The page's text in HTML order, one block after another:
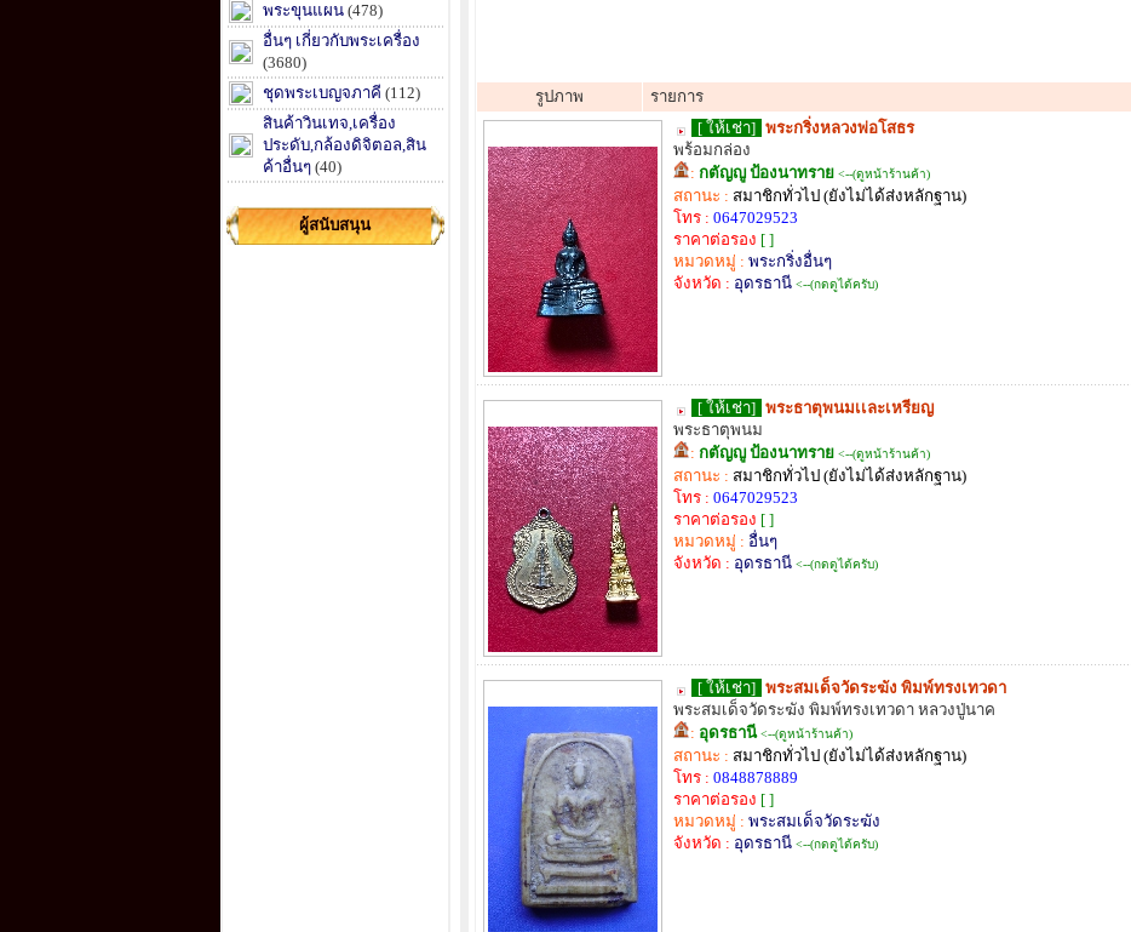
พระขุนแผน (478)
อื่นๆ เกี่ยวกับพระเครื่อง
(3680)
ชุดพระเบญจภาคี (112)
สินค้าวินเทจ,เครื่อง
ประดับ,กล้องดิจิตอล,สิน
ค้าอื่นๆ (40)
ผู้สนับสนุน
รูปภาพ รายการ
[ ให้เช่า] พระกริ่งหลวงพ่อโสธร
พร้อมกล่อง
: กตัญญู ป้องนาทราย <--(ดูหน้าร้านค้า)
สถานะ : สมาชิกทั่วไป (ยังไม่ได้ส่งหลักฐาน)
โทร : 0647029523
ราคาต่อรอง [ ]
หมวดหมู่ : พระกริ่งอื่นๆ
จังหวัด : อุดรธานี <--(กดดูได้ครับ)
[ ให้เช่า] พระธาตุพนมเเละเหรียญ
พระธาตุพนม
: กตัญญู ป้องนาทราย <--(ดูหน้าร้านค้า)
สถานะ : สมาชิกทั่วไป (ยังไม่ได้ส่งหลักฐาน)
โทร : 0647029523
ราคาต่อรอง [ ]
หมวดหมู่ : อื่นๆ
จังหวัด : อุดรธานี <--(กดดูได้ครับ)
[ ให้เช่า] พระสมเด็จวัดระฆัง พิมพ์ทรงเทวดา
พระสมเด็จวัดระฆัง พิมพ์ทรงเทวดา หลวงปู่นาค
: อุดรธานี <--(ดูหน้าร้านค้า)
สถานะ : สมาชิกทั่วไป (ยังไม่ได้ส่งหลักฐาน)
โทร : 0848878889
ราคาต่อรอง [ ]
หมวดหมู่ : พระสมเด็จวัดระฆัง
จังหวัด : อุดรธานี <--(กดดูได้ครับ)